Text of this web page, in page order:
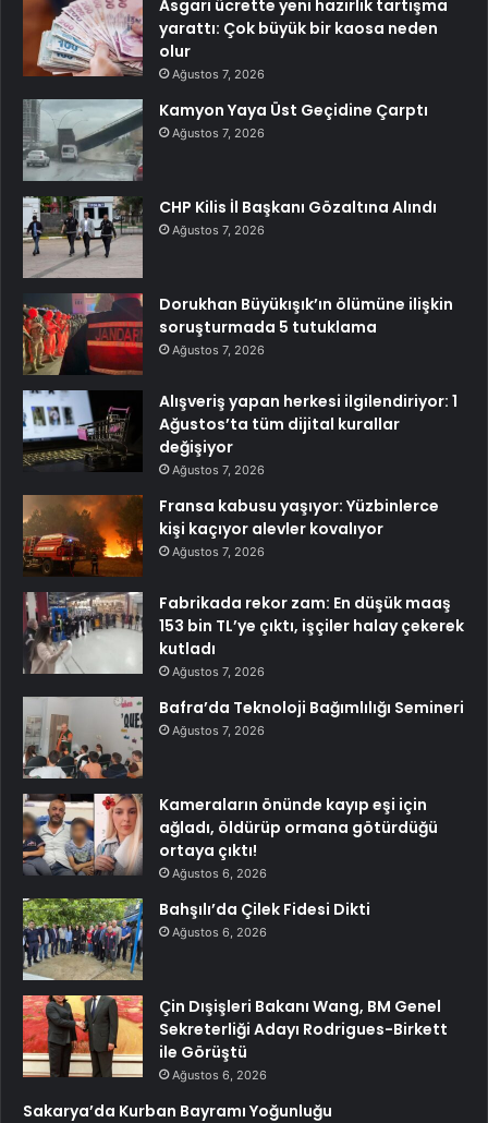
Asgari ücrette yeni hazırlık tartışma
yarattı: Çok büyük bir kaosa neden
olur
Ağustos 7, 2026
Kamyon Yaya Üst Geçidine Çarptı
Ağustos 7, 2026
CHP Kilis İl Başkanı Gözaltına Alındı
Ağustos 7, 2026
Dorukhan Büyükışık’ın ölümüne ilişkin
soruşturmada 5 tutuklama
Ağustos 7, 2026
Alışveriş yapan herkesi ilgilendiriyor: 1
Ağustos’ta tüm dijital kurallar
değişiyor
Ağustos 7, 2026
Fransa kabusu yaşıyor: Yüzbinlerce
kişi kaçıyor alevler kovalıyor
Ağustos 7, 2026
Fabrikada rekor zam: En düşük maaş
153 bin TL’ye çıktı, işçiler halay çekerek
kutladı
Ağustos 7, 2026
Bafra’da Teknoloji Bağımlılığı Semineri
Ağustos 7, 2026
Kameraların önünde kayıp eşi için
ağladı, öldürüp ormana götürdüğü
ortaya çıktı!
Ağustos 6, 2026
Bahşılı’da Çilek Fidesi Dikti
Ağustos 6, 2026
Çin Dışişleri Bakanı Wang, BM Genel
Sekreterliği Adayı Rodrigues-Birkett
ile Görüştü
Ağustos 6, 2026
Sakarya’da Kurban Bayramı Yoğunluğu